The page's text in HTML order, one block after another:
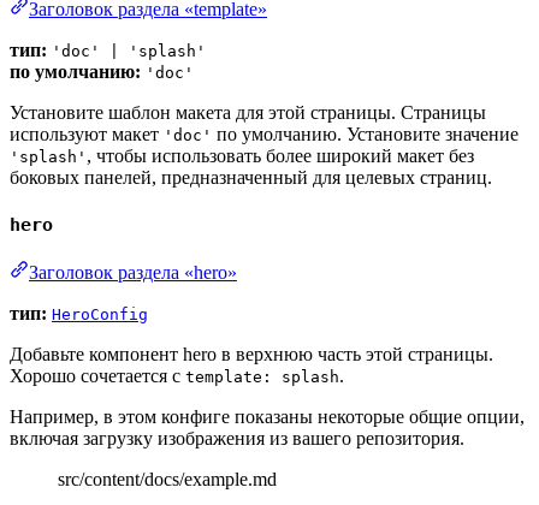
Заголовок раздела «template»
тип: 'doc' | 'splash'
по умолчанию: 'doc'
Установите шаблон макета для этой страницы. Страницы
используют макет 'doc' по умолчанию. Установите значение
'splash' , чтобы использовать более широкий макет без
боковых панелей, предназначенный для целевых страниц.
hero
Заголовок раздела «hero»
тип: HeroConfig
Добавьте компонент hero в верхнюю часть этой страницы.
Хорошо сочетается с template: splash.
Например, в этом конфиге показаны некоторые общие опции,
включая загрузку изображения из вашего репозитория.
src/content/docs/example.md